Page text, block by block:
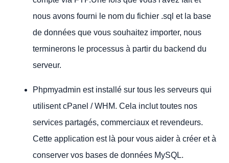
nous avons fourni le nom du fichier .sql et la base
de données que vous souhaitez importer, nous
terminerons le processus à partir du backend du
serveur.
Phpmyadmin est installé sur tous les serveurs qui
utilisent cPanel / WHM. Cela inclut toutes nos
services partagés, commerciaux et revendeurs.
Cette application est là pour vous aider à créer et à
conserver vos bases de données MySQL.